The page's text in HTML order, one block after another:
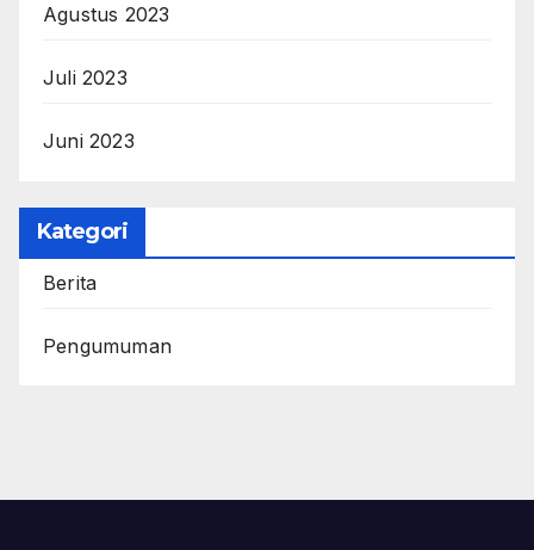
Agustus 2023
Juli 2023
Juni 2023
Kategori
Berita
Pengumuman